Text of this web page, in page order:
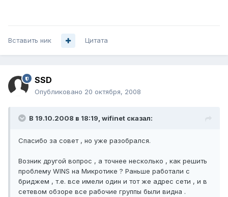
Вставить ник Цитата
SSD
Опубликовано 20 октября, 2008
В 19.10.2008 в 18:19, wifinet сказал:
Спасибо за совет , но уже разобрался.
Возник другой вопрос , а точнее несколько , как решить
проблему WINS на Микротике ? Раньше работали с
бриджем , т.е. все имели один и тот же адрес сети , и в
сетевом обзоре все рабочие группы были видна .